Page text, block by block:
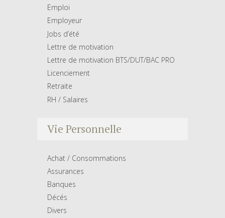
Emploi
Employeur
Jobs d’été
Lettre de motivation
Lettre de motivation BTS/DUT/BAC PRO
Licenciement
Retraite
RH / Salaires
Vie Personnelle
Achat / Consommations
Assurances
Banques
Décés
Divers